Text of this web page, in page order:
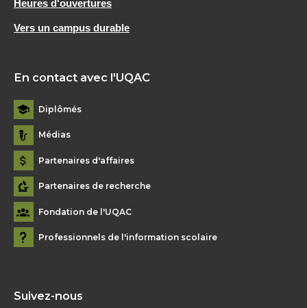
Heures d'ouvertures
Vers un campus durable
En contact avec l'UQAC
Diplômés
Médias
Partenaires d'affaires
Partenaires de recherche
Fondation de l'UQAC
Professionnels de l'information scolaire
Suivez-nous